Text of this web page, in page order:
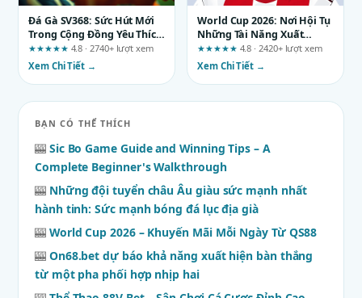
Đá Gà SV368: Sức Hút Mới
Trong Cộng Đồng Yêu Thích
Đá Gà Trực Tuyến
★★★★★ 4.8 · 2740+ lượt xem
Xem Chi Tiết →
World Cup 2026: Nơi Hội Tụ
Những Tài Năng Xuất
Chúng
★★★★★ 4.8 · 2420+ lượt xem
Xem Chi Tiết →
BẠN CÓ THỂ THÍCH
🎰 Sic Bo Game Guide and Winning Tips – A
Complete Beginner's Walkthrough
🎰 Những đội tuyển châu Âu giàu sức mạnh nhất
hành tinh: Sức mạnh bóng đá lục địa già
🎰 World Cup 2026 – Khuyến Mãi Mỗi Ngày Từ QS88
🎰 On68.bet dự báo khả năng xuất hiện bàn thắng
từ một pha phối hợp nhịp hai